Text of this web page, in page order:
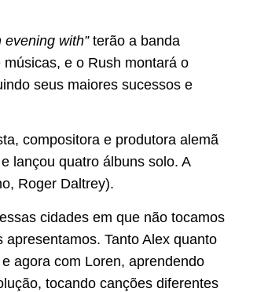
evening with”terão a banda
e o Rush montará o
seus maiores sucessos e
compositora e produtora alemã
lançou quatro álbuns solo. A
Roger Daltrey).
cidades em que não tocamos
Tanto Alex quanto
agora com Loren, aprendendo
tocando canções diferentes